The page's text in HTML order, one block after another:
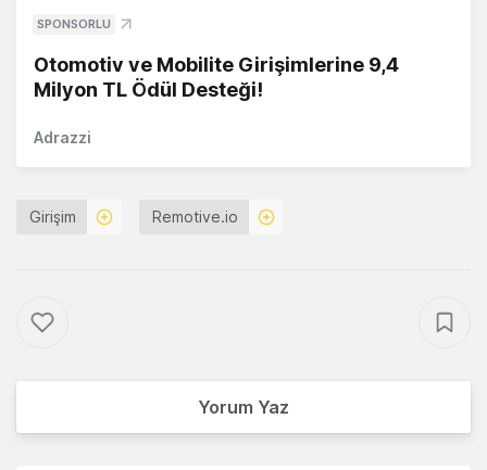
SPONSORLU
Otomotiv ve Mobilite Girişimlerine 9,4
Milyon TL Ödül Desteği!
Adrazzi
Girişim Remotive.io
Yorum Yaz